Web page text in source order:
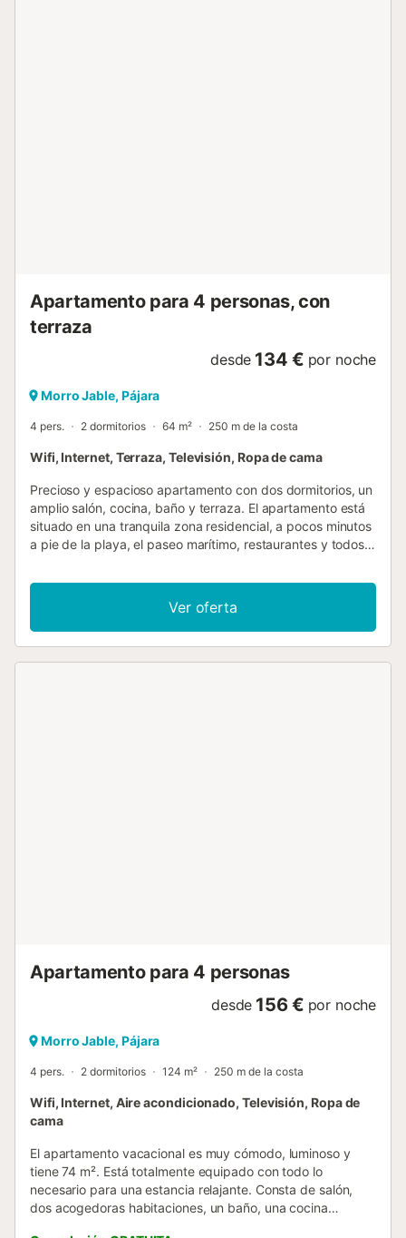
Apartamento para 4 personas, con
terraza
desde 134 € por noche
Morro Jable, Pájara
4 pers. 2 dormitorios 64 m² 250 m de la costa
Wifi, Internet, Terraza, Televisión, Ropa de cama
Precioso y espacioso apartamento con dos dormitorios, un
amplio salón, cocina, baño y terraza. El apartamento está
situado en una tranquila zona residencial, a pocos minutos
a pie de la playa, el paseo marítimo, restaurantes y todos
conexión Wi-Fi rápida y fiable, incluida en el precio.
Dispone de Smart TV con Netflix y canales de televisión
españoles. También hay canales alemanes disponibles vía
satélite. El apartamento está equipado con todo lo
Ver oferta
Apartamento para 4 personas
desde 156 € por noche
Morro Jable, Pájara
4 pers. 2 dormitorios 124 m² 250 m de la costa
Wifi, Internet, Aire acondicionado, Televisión, Ropa de
cama
El apartamento vacacional es muy cómodo, luminoso y
tiene 74 m². Está totalmente equipado con todo lo
necesario para una estancia relajante. Consta de salón,
dos acogedoras habitaciones, un baño, una cocina